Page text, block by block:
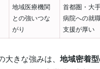
地域医療機関
との強いつな
がり
首都圏・大
病院への就
支援が厚い
大きな強みは、 地域密着